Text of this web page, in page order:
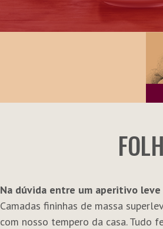
Na dúvida entre um aperitivo
Camadas fininhas de massa
com nosso tempero da casa. Tudo